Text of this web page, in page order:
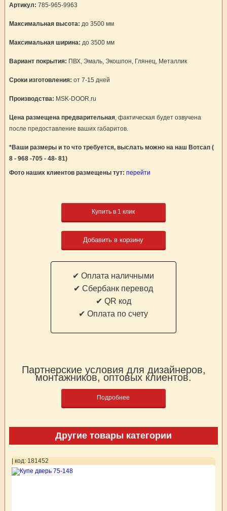
Артикул: 785-965-9963
Максимальная высота: до 3500 мм
Максимальная ширина: до 3500 мм
Вариант покрытия: ПВХ, Эмаль, Экошпон, Глянец, Металлик
Сроки изготовления: от 7-15 дней
Производства: MSK-DOOR.ru
Цена размещена предварительная, фактическая будет озвучена
после предоставление ваших габаритов.
*Ваши размеры и то что требуется, выслать можно на наш Вотсап (
8 - 968 -705 - 48- 81)
Фото наших клиентов размещены тут: перейти
Купить в 1 клик
Добавить в корзину
✔ Оплата наличными
✔ Cбербанк перевод
✔ QR код
✔ Оплата по счету
Партнерские условия для дизайнеров,
монтажников, оптовых клиентов.
Подробнее
Другие товары категории
| код: 181452